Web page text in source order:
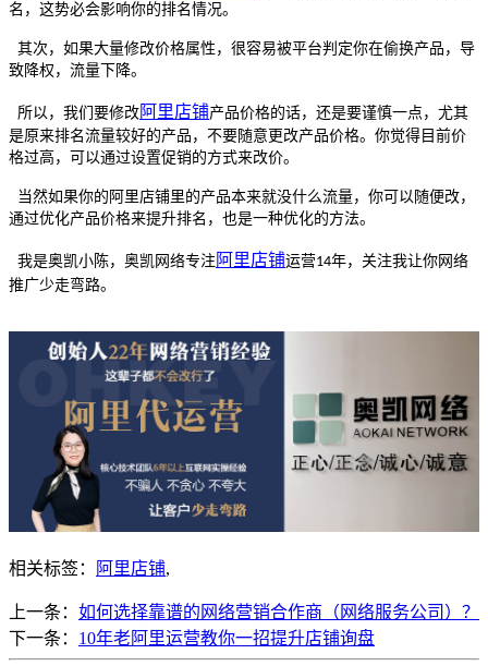
名，这势必会影响你的排名情况。
其次，如果大量修改价格属性，很容易被平台判定你在偷换产品，导
致降权，流量下降。
所以，我们要修改 阿里店铺产品价格的话，还是要谨慎一点，尤其
是原来排名流量较好的产品，不要随意更改产品价格。你觉得目前价
格过高，可以通过设置促销的方式来改价。
当然如果你的阿里店铺里的产品本来就没什么流量，你可以随便改，
通过优化产品价格来提升排名，也是一种优化的方法。
我是奥凯小陈，奥凯网络专注 阿里店铺运营14年，关注我让你网络
推广少走弯路。
相关标签： 阿里店铺,
上一条： 如何选择靠谱的网络营销合作商（网络服务公司）？
下一条： 10年老阿里运营教你一招提升店铺询盘